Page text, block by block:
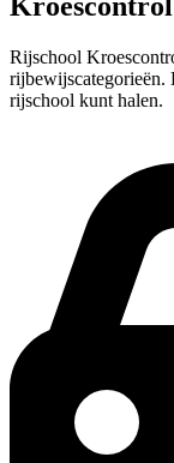
Kroescontrol
Rijschool
rijschool kunt halen.